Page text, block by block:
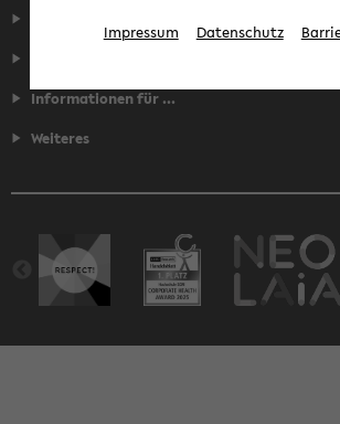
Informationen für ...
Weiteres
Impressum Datenschutz